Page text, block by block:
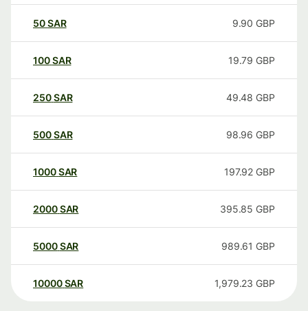
50SAR 9.90 GBP
100SAR 19.79 GBP
250SAR 49.48 GBP
500SAR 98.96 GBP
1000SAR 197.92 GBP
2000SAR 395.85 GBP
5000SAR 989.61 GBP
10000 SAR 1,979.23 GBP